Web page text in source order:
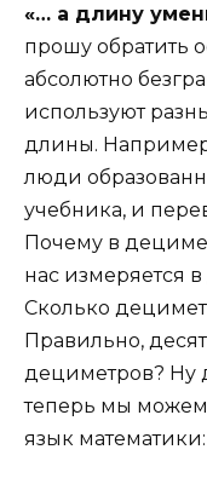
«… а длину
прошу обратить
абсолютно
используют
длины.
люди
учебника, и
Почему в
нас измеряется
Сколько
Правильно,
дециметров? Ну
теперь мы можем
язык математики: